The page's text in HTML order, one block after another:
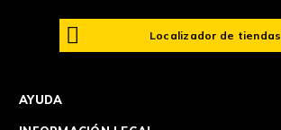
Localizador de tiendas
AYUDA